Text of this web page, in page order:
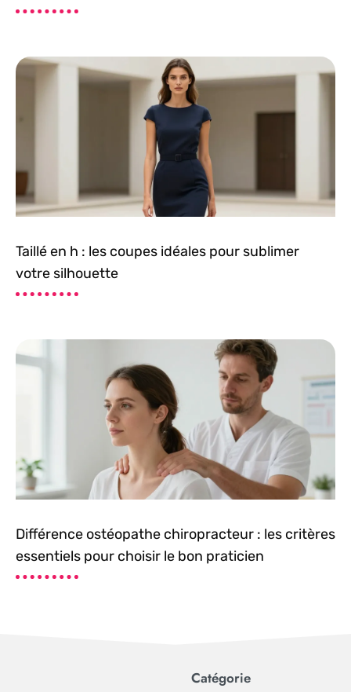
Taillé en h : les coupes idéales pour sublimer
votre silhouette
Différence ostéopathe chiropracteur : les critères
essentiels pour choisir le bon praticien
Catégorie